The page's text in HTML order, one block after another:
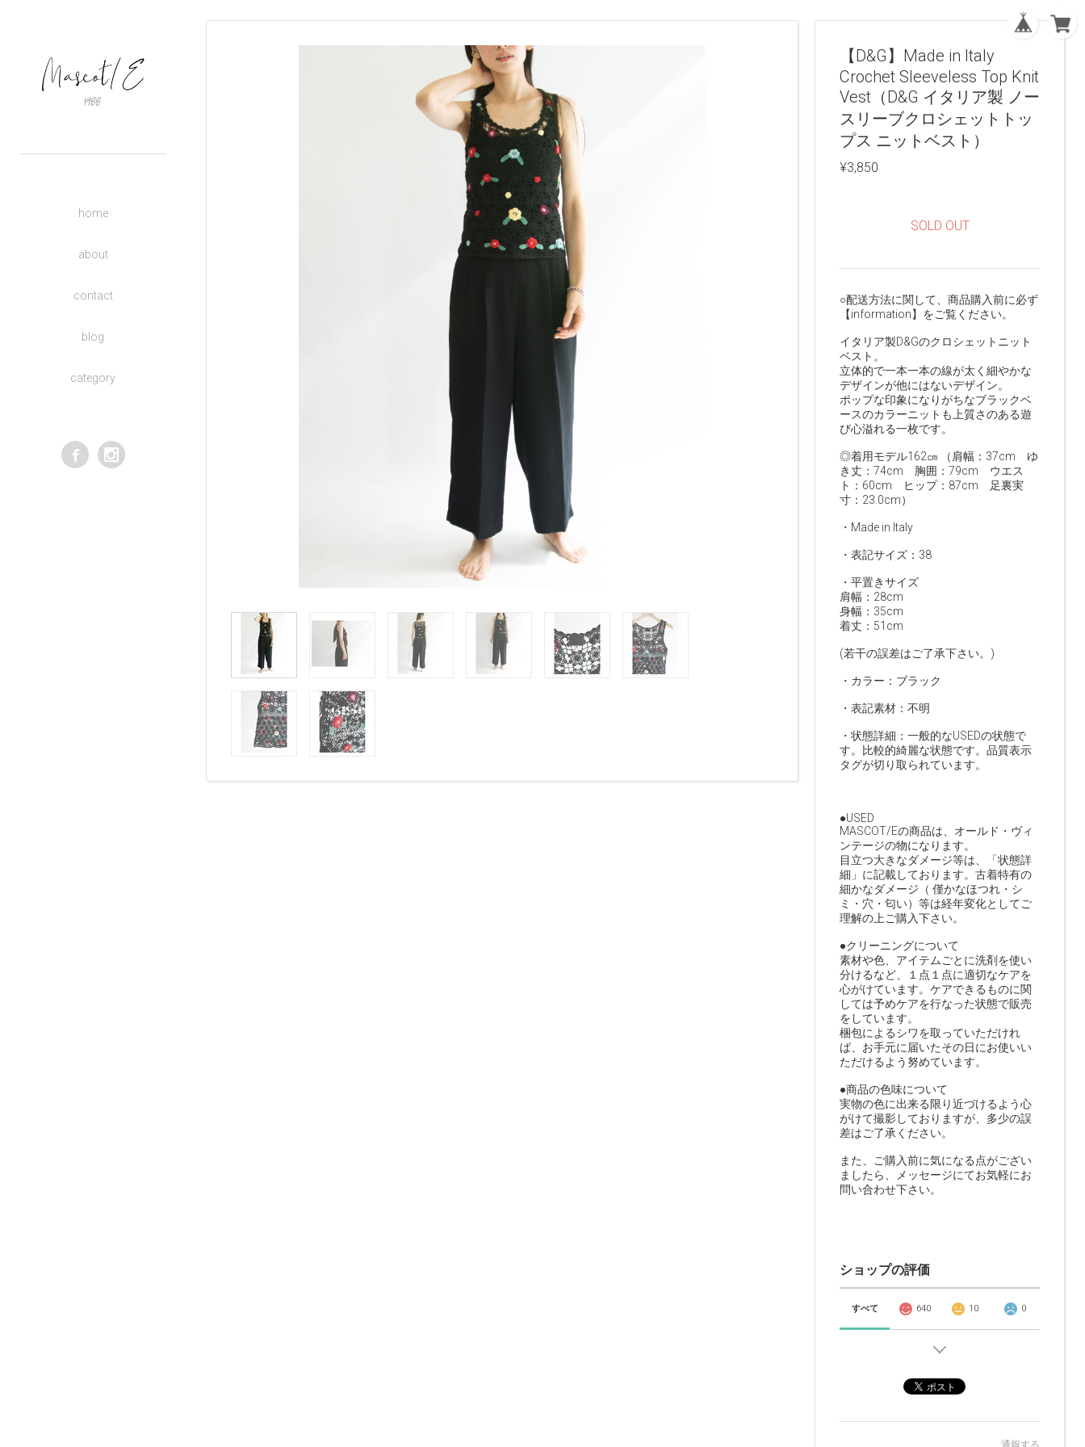
home
about
contact
blog
category
【D&G】Made in Italy
Crochet Sleeveless Top Knit
Vest（D&G イタリア製 ノー
スリーブクロシェットトッ
プス ニットベスト）
¥3,850
SOLD OUT
○配送方法に関して、商品購入前に必ず
【information】をご覧ください。
イタリア製D&Gのクロシェットニット
ベスト。
立体的で一本一本の線が太く細やかな
デザインが他にはないデザイン。
ポップな印象になりがちなブラックベ
ースのカラーニットも上質さのある遊
び心溢れる一枚です。
◎着用モデル162㎝ （肩幅：37cm ゆ
き丈：74cm 胸囲：79cm ウエス
ト：60cm ヒップ：87cm 足裏実
寸：23.0cm）
・Made in Italy
・表記サイズ：38
・平置きサイズ
肩幅：28cm
身幅：35cm
着丈：51cm
(若干の誤差はご了承下さい。)
・カラー：ブラック
・表記素材：不明
・状態詳細：一般的なUSEDの状態で
す。比較的綺麗な状態です。品質表示
タグが切り取られています。
●USED
MASCOT/Eの商品は、オールド・ヴィ
ンテージの物になります。
目立つ大きなダメージ等は、「状態詳
細」に記載しております。古着特有の
細かなダメージ（ 僅かなほつれ・シ
ミ・穴・匂い）等は経年変化としてご
理解の上ご購入下さい。
●クリーニングについて
素材や色、アイテムごとに洗剤を使い
分けるなど、１点１点に適切なケアを
心がけています。ケアできるものに関
しては予めケアを行なった状態で販売
をしています。
梱包によるシワを取っていただけれ
ば、お手元に届いたその日にお使いい
ただけるよう努めています。
●商品の色味について
実物の色に出来る限り近づけるよう心
がけて撮影しておりますが、多少の誤
差はご了承ください。
また、ご購入前に気になる点がござい
ましたら、メッセージにてお気軽にお
問い合わせ下さい。
ショップの評価
すべて 640 10 0
通報する